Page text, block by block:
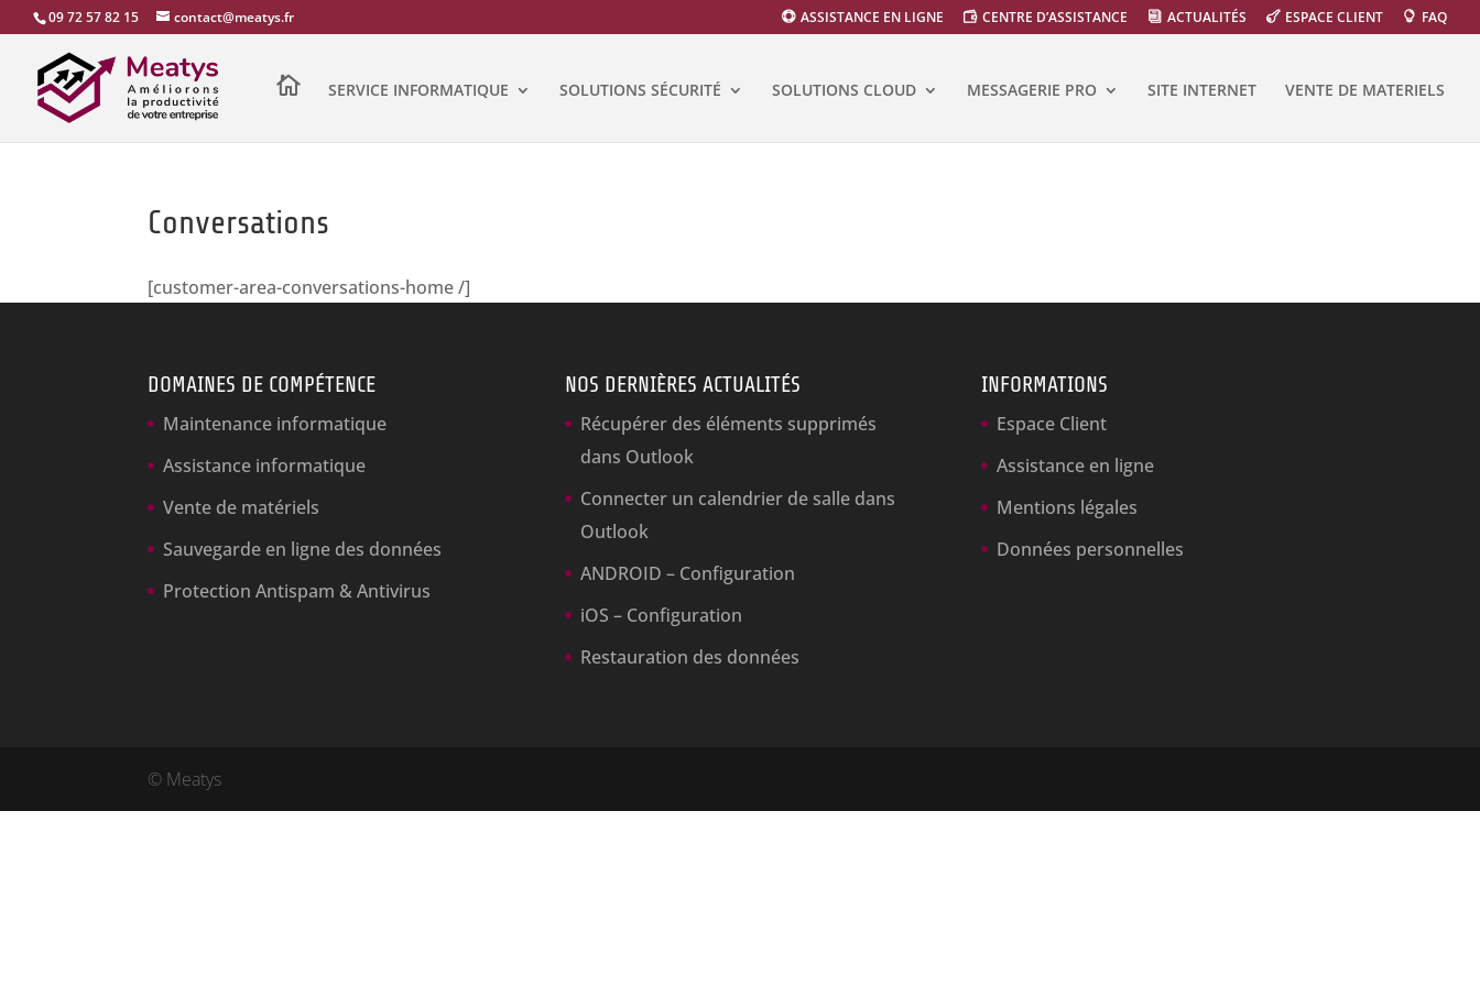
09 72 57 82 15 contact@meatys.fr ASSISTANCE EN LIGNE CENTRE D’ASSISTANCE ACTUALITÉS ESPACE CLIENT FAQ
 SERVICE INFORMATIQUE SOLUTIONS SÉCURITÉ SOLUTIONS CLOUD MESSAGERIE PRO SITE INTERNET VENTE DE MATERIELS
Conversations
[customer-area-conversations-home /]
DOMAINES DE COMPÉTENCE
Maintenance informatique
Assistance informatique
Vente de matériels
Sauvegarde en ligne des données
Protection Antispam & Antivirus
NOS DERNIÈRES ACTUALITÉS
Récupérer des éléments supprimés
dans Outlook
Connecter un calendrier de salle dans
Outlook
ANDROID – Configuration
iOS – Configuration
Restauration des données
INFORMATIONS
Espace Client
Assistance en ligne
Mentions légales
Données personnelles
© Meatys